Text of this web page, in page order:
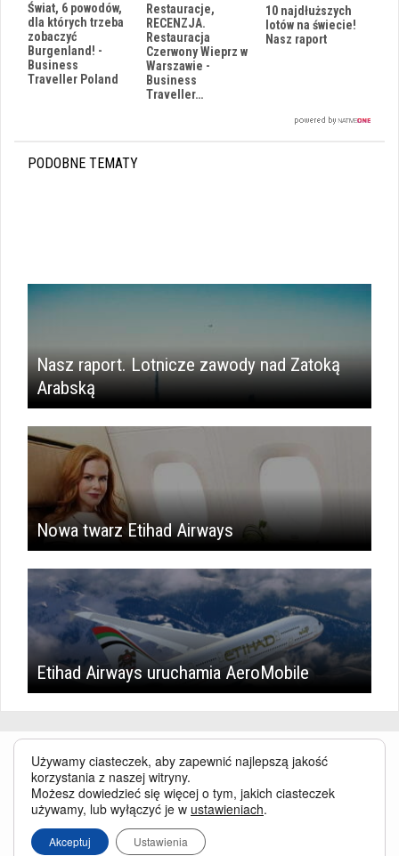
Świat, 6 powodów,
dla których trzeba
zobaczyć
Burgenland! -
Business
Traveller Poland
Restauracje,
RECENZJA.
Restauracja
Czerwony Wieprz w
Warszawie -
Business
Traveller…
10 najdłuższych
lotów na świecie!
Nasz raport
PODOBNE TEMATY
Nasz raport. Lotnicze zawody nad Zatoką
Arabską
Nowa twarz Etihad Airways
Etihad Airways uruchamia AeroMobile
Serwis BusinessTraveller.pl wykorzystuje pliki cookies
technologie o analogicznym charakterze, przede wszystkim w celu
Używamy ciasteczek, aby zapewnić najlepszą jakość
korzystania z naszej witryny.
Możesz dowiedzieć się więcej o tym, jakich ciasteczek
używamy, lub wyłączyć je w ustawieniach.
Akceptuj Ustawienia